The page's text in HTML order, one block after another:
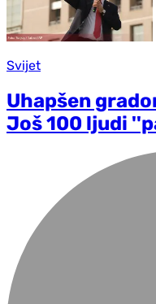
Svijet
Uhapšen
Još 100 ljudi